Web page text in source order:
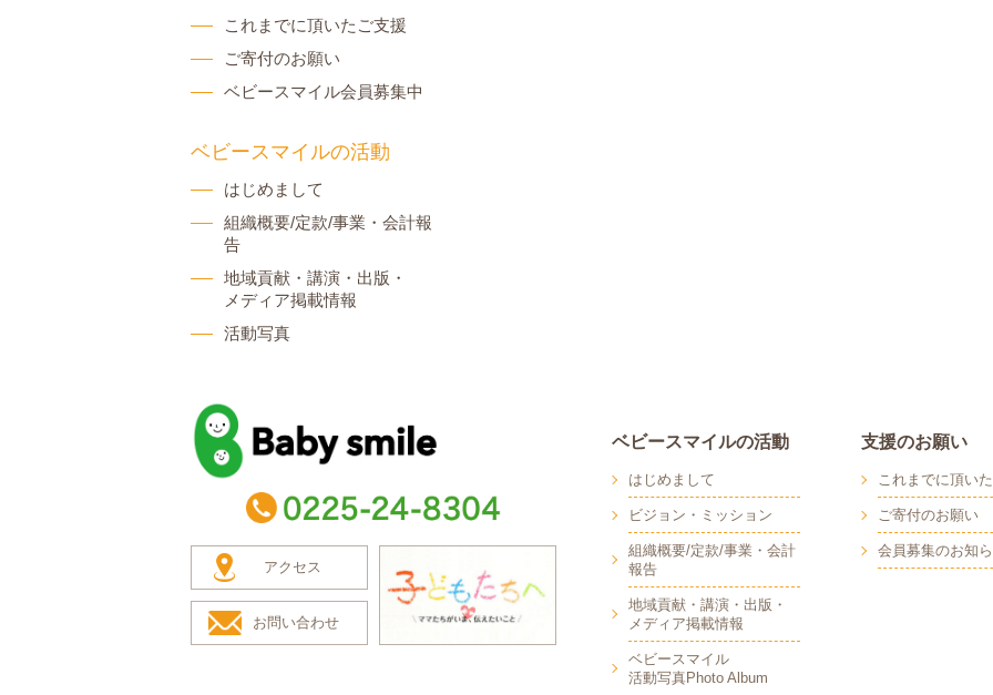
これまでに頂いたご支援
ご寄付のお願い
ベビースマイル会員募集中
ベビースマイルの活動
はじめまして
組織概要/定款/事業・会計報
告
地域貢献・講演・出版・
メディア掲載情報
活動写真
baby smile
アクセス
お問い合わせ
ベビースマイルの活動
はじめまして
ビジョン・ミッション
組織概要/定款/事業・会計
報告
地域貢献・講演・出版・
メディア掲載情報
ベビースマイル
活動写真Photo Album
支援のお願い
これまでに頂い
ご寄付のお願い
会員募集のお知